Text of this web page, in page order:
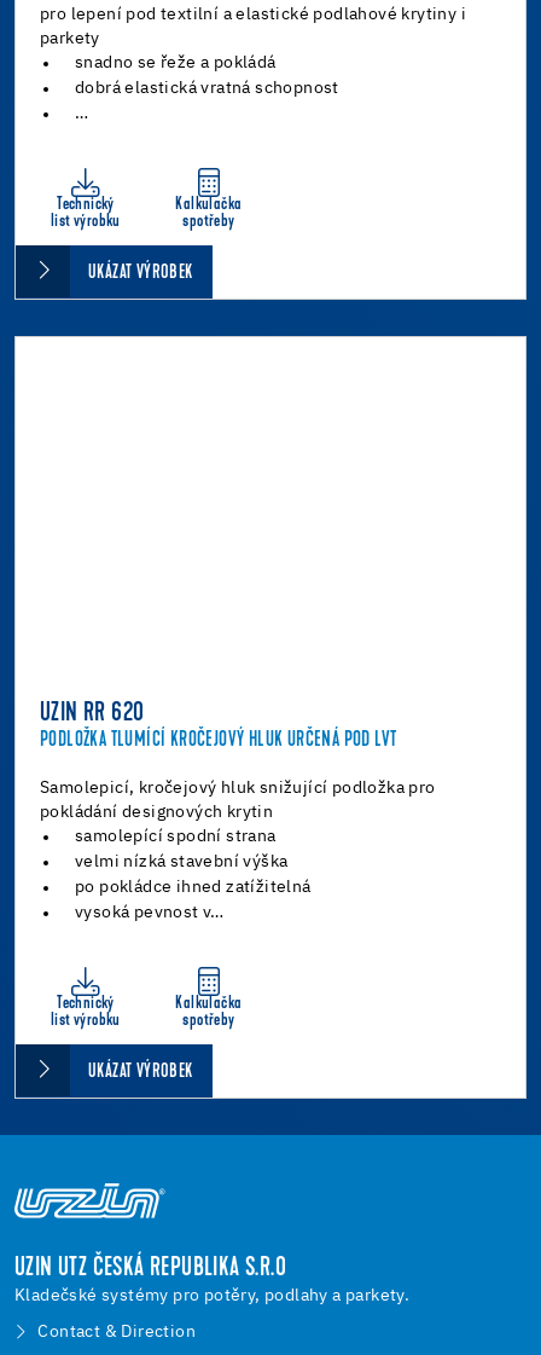
pro lepení pod textilní a elastické podlahové krytiny i
parkety
snadno se řeže a pokládá
dobrá elastická vratná schopnost
…
Technický
list výrobku
Kalkulačka
spotřeby
UKÁZAT VÝROBEK
UZIN RR 620
PODLOŽKA TLUMÍCÍ KROČEJOVÝ HLUK URČENÁ POD LVT
Samolepicí, kročejový hluk snižující podložka pro
pokládání designových krytin
samolepící spodní strana
velmi nízká stavební výška
po pokládce ihned zatížitelná
vysoká pevnost v…
Technický
list výrobku
Kalkulačka
spotřeby
UKÁZAT VÝROBEK
UZIN UTZ ČESKÁ REPUBLIKA S.R.O
Kladečské systémy pro potěry, podlahy a parkety.
Contact & Direction